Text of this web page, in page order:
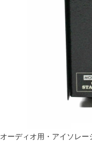
オーディオ用・アイソレ